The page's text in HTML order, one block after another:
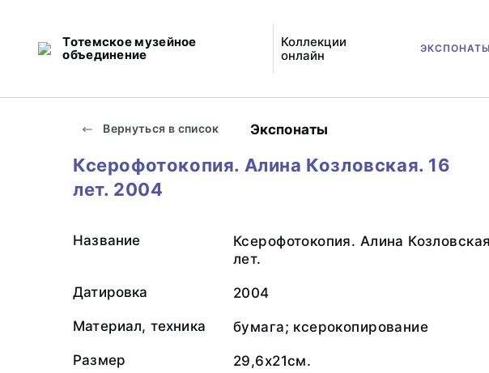
Тотемское музейное
объединение
Коллекции
онлайн
ЭКСПОНАТЫ
Вернуться в список Экспонаты
Ксерофотокопия. Алина Козловская. 16
лет. 2004
Название
Ксерофотокопия. Алина
лет.
Датировка 2004
Материал, техника бумага; ксерокопирование
Размер 29,6х21см.